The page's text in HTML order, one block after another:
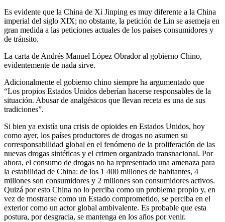
Es evidente que la China de Xi Jinping es muy diferente a la China
imperial del siglo XIX; no obstante, la petición de Lin se asemeja en
gran medida a las peticiones actuales de los países consumidores y
de tránsito.
La carta de Andrés Manuel López Obrador al gobierno Chino,
evidentemente de nada sirve.
Adicionalmente el gobierno chino siempre ha argumentado que
“Los propios Estados Unidos deberían hacerse responsables de la
situación. Abusar de analgésicos que llevan receta es una de sus
tradiciones”.
Si bien ya existía una crisis de opioides en Estados Unidos, hoy
como ayer, los países productores de drogas no asumen su
corresponsabilidad global en el fenómeno de la proliferación de las
nuevas drogas sintéticas y el crimen organizado transnacional. Por
ahora, el consumo de drogas no ha representado una amenaza para
la estabilidad de China: de los 1 400 millones de habitantes, 4
millones son consumidores y 2 millones son consumidores activos.
Quizá por esto China no lo perciba como un problema propio y, en
vez de mostrarse como un Estado comprometido, se perciba en el
exterior como un actor global ambivalente. Es probable que esta
postura, por desgracia, se mantenga en los años por venir.